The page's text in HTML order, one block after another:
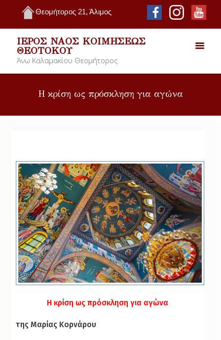
Θεομήτορος 21, Άλιμος
ΙΕΡΌΣ ΝΑΌΣ ΚΟΙΜΉΣΕΩΣ
ΘΕΟΤΌΚΟΥ
Άνω Καλαμακίου Θεομήτορος
Η κρίση ως πρόσκληση για αγώνα
Η κρίση ως πρόσκληση για αγώνα
της Μαρίας Κορνάρου